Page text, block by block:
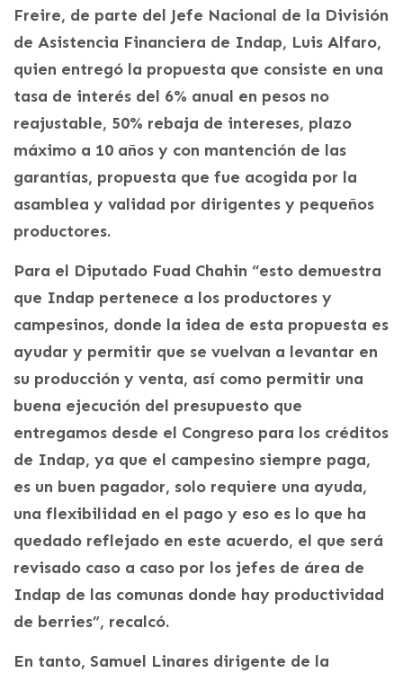
Freire, de parte del Jefe Nacional de la División
de Asistencia Financiera de Indap, Luis Alfaro,
quien entregó la propuesta que consiste en una
tasa de interés del 6% anual en pesos no
reajustable, 50% rebaja de intereses, plazo
máximo a 10 años y con mantención de las
garantías, propuesta que fue acogida por la
asamblea y validad por dirigentes y pequeños
productores.
Para el Diputado Fuad Chahin “esto demuestra
que Indap pertenece a los productores y
campesinos, donde la idea de esta propuesta es
ayudar y permitir que se vuelvan a levantar en
su producción y venta, así como permitir una
buena ejecución del presupuesto que
entregamos desde el Congreso para los créditos
de Indap, ya que el campesino siempre paga,
es un buen pagador, solo requiere una ayuda,
una flexibilidad en el pago y eso es lo que ha
quedado reflejado en este acuerdo, el que será
revisado caso a caso por los jefes de área de
Indap de las comunas donde hay productividad
de berries”, recalcó.
En tanto, Samuel Linares dirigente de la